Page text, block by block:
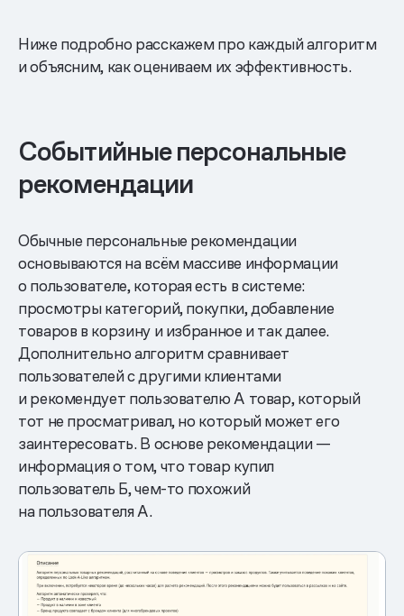
Ниже подробно расскажем про каждый алгоритм
и объясним, как оцениваем их эффективность.
Событийные персональные
рекомендации
Обычные персональные рекомендации
основываются на всём массиве информации
о пользователе, которая есть в системе:
просмотры категорий, покупки, добавление
товаров в корзину и избранное и так далее.
Дополнительно алгоритм сравнивает
пользователей с другими клиентами
и рекомендует пользователю А товар, который
тот не просматривал, но который может его
заинтересовать. В основе рекомендации —
информация о том, что товар купил
пользователь Б, чем-то похожий
на пользователя А.